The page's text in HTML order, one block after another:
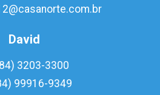
David
3203-3300
99916-9349